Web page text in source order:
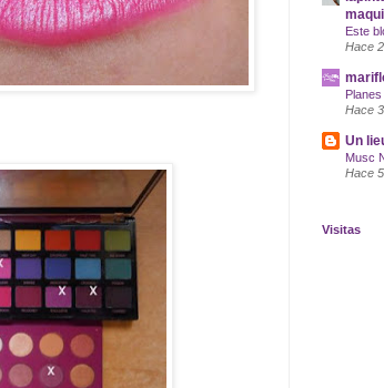
Este
Hace
Hace
Un
Musc
Hace
Visitas